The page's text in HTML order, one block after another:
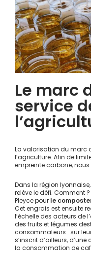
Le marc
service
La valorisation du marc
l’agriculture. Afin de
empreinte carbone,
Dans la région lyonnaise,
relève le défi. Comment
Pleyce pour le
Cet engrais est ensuite
l’échelle des acteurs de
des fruits et légumes
consommateurs… sur
s’inscrit d’ailleurs,
la consommation de